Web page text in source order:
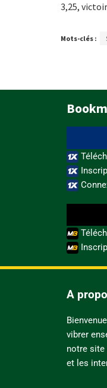
3,25,
Mots-clés :
A
vibrer
notre site
et les